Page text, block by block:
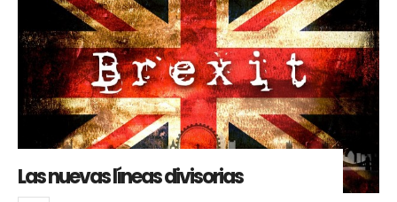
Las nuevas líneas divisorias